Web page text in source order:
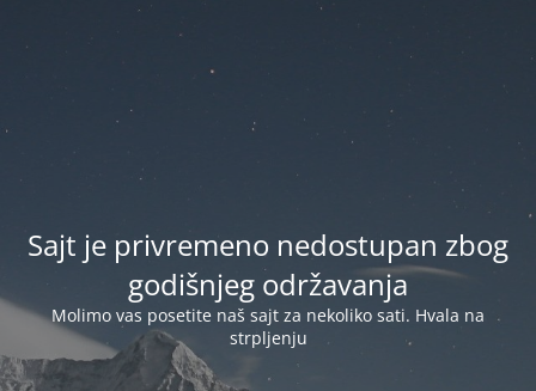
Sajt je privremeno nedostupan zbog
godišnjeg održavanja
Molimo vas posetite naš sajt za nekoliko sati. Hvala na
strpljenju